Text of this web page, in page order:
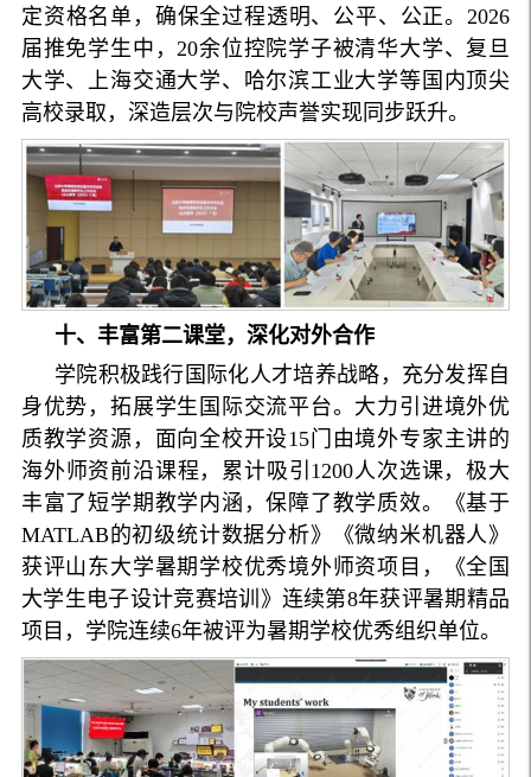
定资格名单，确保全过程透明、公平、公正。2026
届推免学生中，20余位控院学子被清华大学、复旦
大学、上海交通大学、哈尔滨工业大学等国内顶尖
高校录取，深造层次与院校声誉实现同步跃升。
十、丰富第二课堂，深化对外合作
学院积极践行国际化人才培养战略，充分发挥自
身优势，拓展学生国际交流平台。大力引进境外优
质教学资源，面向全校开设15门由境外专家主讲的
海外师资前沿课程，累计吸引1200人次选课，极大
丰富了短学期教学内涵，保障了教学质效。《基于
MATLAB的初级统计数据分析》《微纳米机器人》
获评山东大学暑期学校优秀境外师资项目，《全国
大学生电子设计竞赛培训》连续第8年获评暑期精品
项目，学院连续6年被评为暑期学校优秀组织单位。